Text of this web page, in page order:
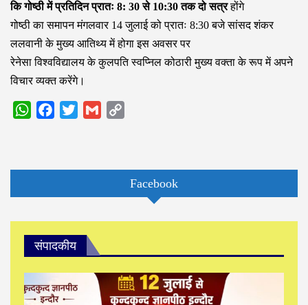
कि गोष्ठी में प्रतिदिन प्रातः 8: 30 से 10:30 तक दो सत्रहोंगे
गोष्ठी का समापन मंगलवार 14 जुलाई को प्रातः 8:30 बजे सांसद शंकर
ललवानी के मुख्य आतिथ्य में होगा इस अवसर पर
रेनेसा विश्वविद्यालय के कुलपति स्वप्निल कोठारी मुख्य वक्ता के रूप में अपने
विचार व्यक्त करेंगे।
WhatsAppFacebook
Twitter Gmail
Facebook
संपादकीय